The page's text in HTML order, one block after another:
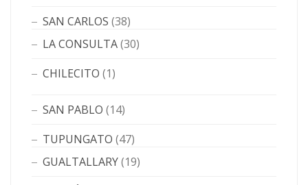
SAN CARLOS (38)
LA CONSULTA(30)
CHILECITO (1)
SAN PABLO (14)
TUPUNGATO (47)
GUALTALLARY(19)